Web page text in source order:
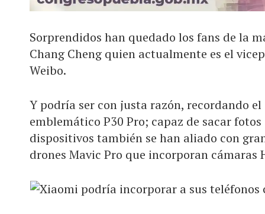
Sorprendidos han quedado los fans de la
Chang Cheng quien actualmente es el
Weibo.
Y podría ser con justa razón, recordando
emblemático P30 Pro; capaz de sacar
dispositivos también se han aliado con
drones Mavic Pro que incorporan cámaras